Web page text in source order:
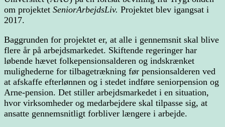
om projektet SeniorArbejdsLiv. Projektet blev igangsat i
2017.
Baggrunden for projektet er, at alle i gennemsnit skal blive
flere år på arbejdsmarkedet. Skiftende regeringer har
løbende hævet folkepensionsalderen og indskrænket
mulighederne for tilbagetrækning før pensionsalderen ved
at afskaffe efterlønnen og i stedet indføre seniorpension og
Arne-pension. Det stiller arbejdsmarkedet i en situation,
hvor virksomheder og medarbejdere skal tilpasse sig, at
ansatte gennemsnitligt forbliver længere i arbejde.